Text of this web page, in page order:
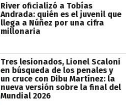
River oficializó a Tobías
Andrada: quién es el juvenil que
llega a Núñez por una cifra
millonaria
Tres lesionados, Lionel Scaloni
en búsqueda de los penales y
un cruce con Dibu Martínez: la
nueva versión sobre la final del
Mundial 2026